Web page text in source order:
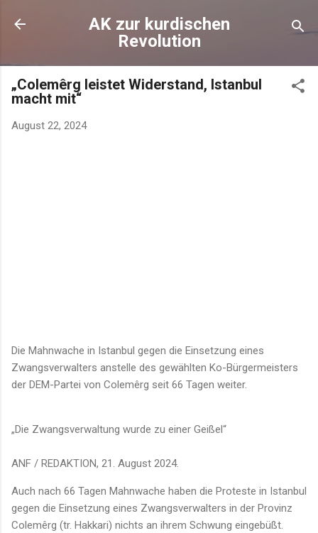
AK zur kurdischen
Revolution
„Colemêrg leistet Widerstand, Istanbul
macht mit“
August 22, 2024
Die Mahnwache in Istanbul gegen die Einsetzung eines
Zwangsverwalters anstelle des gewählten Ko-Bürgermeisters
der DEM-Partei von Colemêrg seit 66 Tagen weiter.
„Die Zwangsverwaltung wurde zu einer Geißel“
ANF / REDAKTION, 21. August 2024.
Auch nach 66 Tagen Mahnwache haben die Proteste in Istanbul
gegen die Einsetzung eines Zwangsverwalters in der Provinz
Colemêrg (tr. Hakkari) nichts an ihrem Schwung eingebüßt.